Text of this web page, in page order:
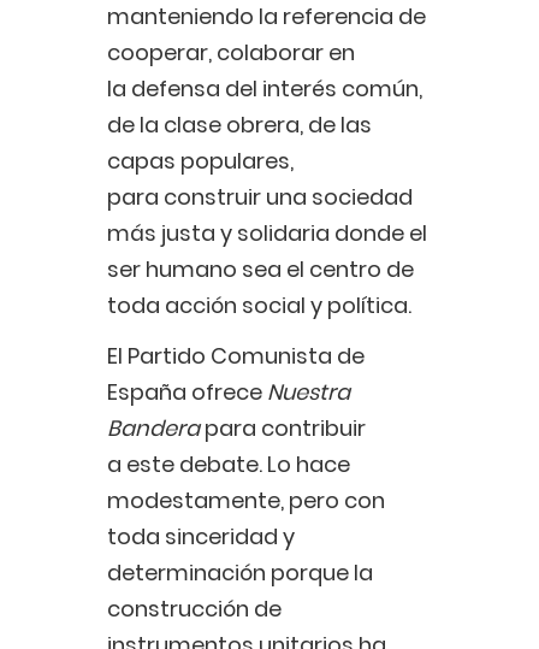
manteniendo la referencia de
cooperar, colaborar en
la defensa del interés común,
de la clase obrera, de las
capas populares,
para construir una sociedad
más justa y solidaria donde el
ser humano sea el centro de
toda acción social y política.
El Partido Comunista de
España ofrece Nuestra
Banderapara contribuir
a este debate. Lo hace
modestamente, pero con
toda sinceridad y
determinación porque la
construcción de